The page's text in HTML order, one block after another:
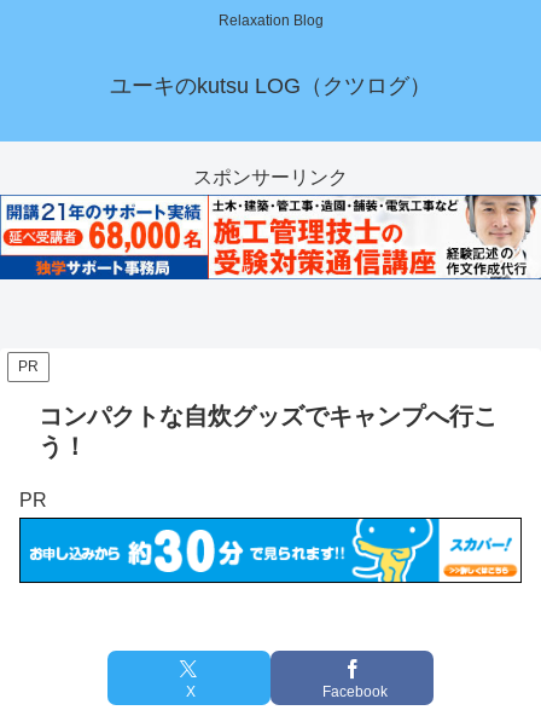
Relaxation Blog
ユーキのkutsu LOG（クツログ）
スポンサーリンク
PR
コンパクトな自炊グッズでキャンプへ行こ
う！
PR
X Facebook